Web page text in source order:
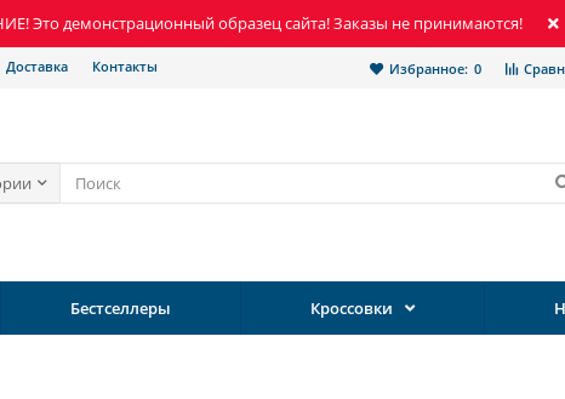
Это демонстрационный образец сайта! Заказы не принимаются!
Избранное: 0
Доставка Контакты
Бестселлеры Кроссовки